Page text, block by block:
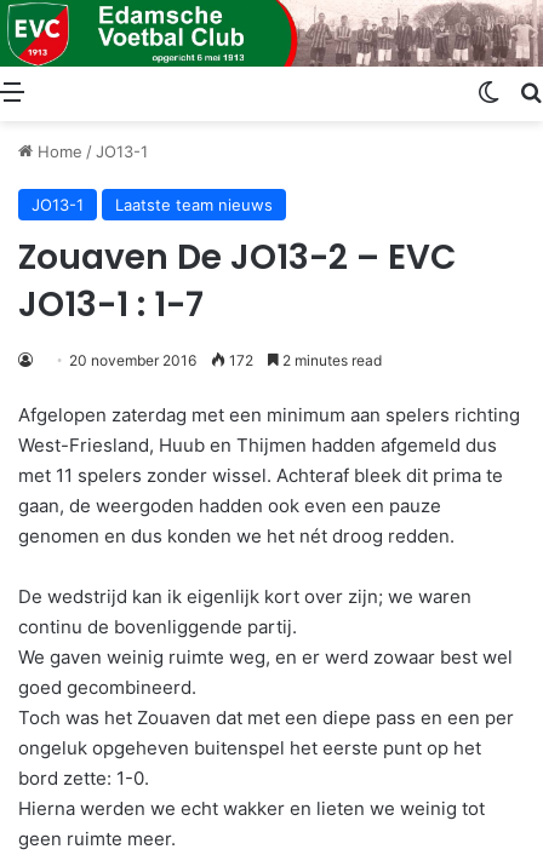
Menu
Home /JO13-1
JO13-1 Laatste team nieuws
Zouaven De JO13-2 – EVC
JO13-1 : 1-7
20 november 2016 172 2 minutes read
Afgelopen zaterdag met een minimum aan spelers richting
West-Friesland, Huub en Thijmen hadden afgemeld dus
met 11 spelers zonder wissel. Achteraf bleek dit prima te
gaan, de weergoden hadden ook even een pauze
genomen en dus konden we het nét droog redden.
De wedstrijd kan ik eigenlijk kort over zijn; we waren
continu de bovenliggende partij.
We gaven weinig ruimte weg, en er werd zowaar best wel
goed gecombineerd.
Toch was het Zouaven dat met een diepe pass en een per
ongeluk opgeheven buitenspel het eerste punt op het
bord zette: 1-0.
Hierna werden we echt wakker en lieten we weinig tot
geen ruimte meer.